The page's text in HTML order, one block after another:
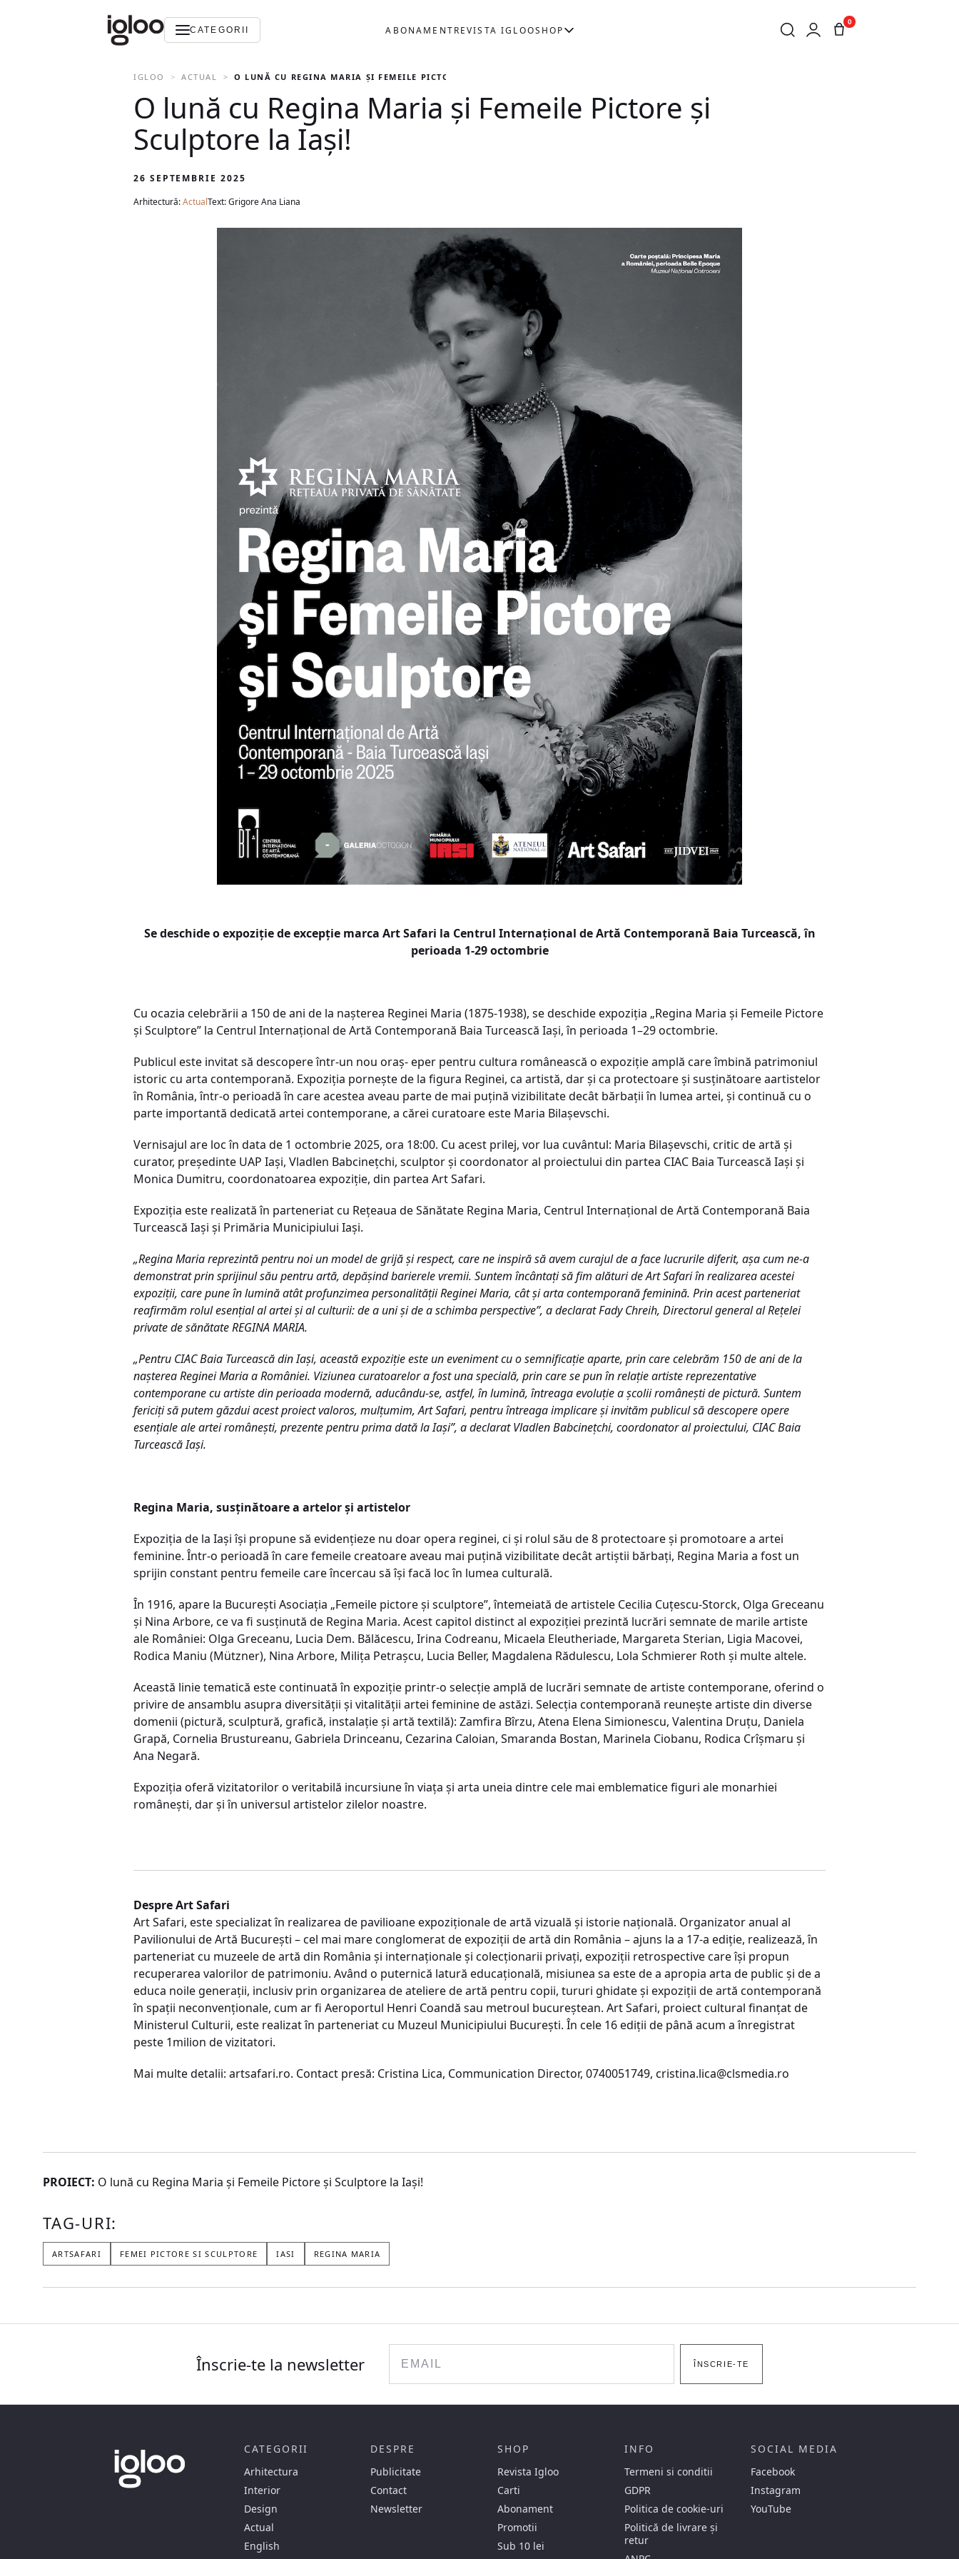
CATEGORII ABONAMENTREVISTA IGLOOSHOP
0
IGLOO ACTUAL O LUNĂ CU REGINA MARIA ȘI FEMEILE PICTORE ȘI SCULPTORE LA IAȘI!
O lună cu Regina Maria și Femeile Pictore și
Sculptore la Iași!
26 SEPTEMBRIE 2025
Arhitectură:ActualText: Grigore Ana Liana
Se deschide o expoziție de excepție marca Art Safari la Centrul Internațional de Artă Contemporană Baia Turcească, în
perioada 1-29 octombrie
Cu ocazia celebrării a 150 de ani de la nașterea Reginei Maria (1875-1938), se deschide expoziția „Regina Maria și Femeile Pictore
și Sculptore” la Centrul Internațional de Artă Contemporană Baia Turcească Iași, în perioada 1–29 octombrie.
Publicul este invitat să descopere într-un nou oraș- eper pentru cultura românească o expoziție amplă care îmbină patrimoniul
istoric cu arta contemporană. Expoziția pornește de la figura Reginei, ca artistă, dar și ca protectoare și susținătoare aartistelor
în România, într-o perioadă în care acestea aveau parte de mai puțină vizibilitate decât bărbații în lumea artei, și continuă cu o
parte importantă dedicată artei contemporane, a cărei curatoare este Maria Bilașevschi.
Vernisajul are loc în data de 1 octombrie 2025, ora 18:00. Cu acest prilej, vor lua cuvântul: Maria Bilașevschi, critic de artă și
curator, președinte UAP Iași, Vladlen Babcinețchi, sculptor și coordonator al proiectului din partea CIAC Baia Turcească Iași și
Monica Dumitru, coordonatoarea expoziție, din partea Art Safari.
Expoziția este realizată în parteneriat cu Rețeaua de Sănătate Regina Maria, Centrul Internațional de Artă Contemporană Baia
Turcească Iași și Primăria Municipiului Iași.
„Regina Maria reprezintă pentru noi un model de grijă și respect, care ne inspiră să avem curajul de a face lucrurile diferit, așa cum ne-a
demonstrat prin sprijinul său pentru artă, depășind barierele vremii. Suntem încântați să fim alături de Art Safari în realizarea acestei
expoziții, care pune în lumină atât profunzimea personalității Reginei Maria, cât și arta contemporană feminină. Prin acest parteneriat
reafirmăm rolul esențial al artei și al culturii: de a uni și de a schimba perspective”, a declarat Fady Chreih, Directorul general al Rețelei
private de sănătate REGINA MARIA.
„Pentru CIAC Baia Turcească din Iași, această expoziție este un eveniment cu o semnificație aparte, prin care celebrăm 150 de ani de la
nașterea Reginei Maria a României. Viziunea curatoarelor a fost una specială, prin care se pun în relație artiste reprezentative
contemporane cu artiste din perioada modernă, aducându-se, astfel, în lumină, întreaga evoluție a școlii românești de pictură. Suntem
fericiți să putem găzdui acest proiect valoros, mulțumim, Art Safari, pentru întreaga implicare și invităm publicul să descopere opere
esențiale ale artei românești, prezente pentru prima dată la Iași”, a declarat Vladlen Babcinețchi, coordonator al proiectului, CIAC Baia
Turcească Iași.
Regina Maria, susținătoare a artelor și artistelor
Expoziția de la Iași își propune să evidențieze nu doar opera reginei, ci și rolul său de 8 protectoare și promotoare a artei
feminine. Într-o perioadă în care femeile creatoare aveau mai puțină vizibilitate decât artiștii bărbați, Regina Maria a fost un
sprijin constant pentru femeile care încercau să își facă loc în lumea culturală.
În 1916, apare la Bucureşti Asociaţia „Femeile pictore şi sculptore”, întemeiată de artistele Cecilia Cuţescu-Storck, Olga Greceanu
şi Nina Arbore, ce va fi susţinută de Regina Maria. Acest capitol distinct al expoziției prezintă lucrări semnate de marile artiste
ale României: Olga Greceanu, Lucia Dem. Bălăcescu, Irina Codreanu, Micaela Eleutheriade, Margareta Sterian, Ligia Macovei,
Rodica Maniu (Mützner), Nina Arbore, Milița Petrașcu, Lucia Beller, Magdalena Rădulescu, Lola Schmierer Roth și multe altele.
Această linie tematică este continuată în expoziție printr-o selecție amplă de lucrări semnate de artiste contemporane, oferind o
privire de ansamblu asupra diversității și vitalității artei feminine de astăzi. Selecția contemporană reunește artiste din diverse
domenii (pictură, sculptură, grafică, instalație și artă textilă): Zamfira Bîrzu, Atena Elena Simionescu, Valentina Druțu, Daniela
Grapă, Cornelia Brustureanu, Gabriela Drinceanu, Cezarina Caloian, Smaranda Bostan, Marinela Ciobanu, Rodica Crîșmaru și
Ana Negară.
Expoziția oferă vizitatorilor o veritabilă incursiune în viața și arta uneia dintre cele mai emblematice figuri ale monarhiei
românești, dar și în universul artistelor zilelor noastre.
Despre Art Safari
Art Safari, este specializat în realizarea de pavilioane expoziționale de artă vizuală și istorie națională. Organizator anual al
Pavilionului de Artă București – cel mai mare conglomerat de expoziții de artă din România – ajuns la a 17-a ediție, realizează, în
parteneriat cu muzeele de artă din România și internaționale și colecționarii privați, expoziții retrospective care își propun
recuperarea valorilor de patrimoniu. Având o puternică latură educaţională, misiunea sa este de a apropia arta de public și de a
educa noile generații, inclusiv prin organizarea de ateliere de artă pentru copii, tururi ghidate și expoziții de artă contemporană
în spații neconvenționale, cum ar fi Aeroportul Henri Coandă sau metroul bucureștean. Art Safari, proiect cultural finanțat de
Ministerul Culturii, este realizat în parteneriat cu Muzeul Municipiului București. În cele 16 ediții de până acum a înregistrat
peste 1milion de vizitatori.
Mai multe detalii: artsafari.ro. Contact presă: Cristina Lica, Communication Director, 0740051749, cristina.lica@clsmedia.ro
PROIECT: O lună cu Regina Maria și Femeile Pictore și Sculptore la Iași!
TAG-URI:
ARTSAFARI FEMEI PICTORE SI SCULPTORE IASI REGINA MARIA
Înscrie-te la newsletter ÎNSCRIE-TE
CATEGORII
Arhitectura
Interior
Design
Actual
English
DESPRE
Publicitate
Contact
Newsletter
SHOP
Revista Igloo
Carti
Abonament
Promotii
Sub 10 lei
INFO
Termeni si conditii
GDPR
Politica de cookie-uri
Politică de livrare și
retur
SOCIAL MEDIA
Facebook
Instagram
YouTube